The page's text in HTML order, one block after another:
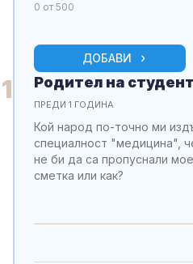
0 от 500
ДОБАВИ
1 Родител на
ПРЕДИ 1 ГОДИНА
Кой народ по-точно ми
специалност "медицина",
не би да са пропуснали
сметка или как?